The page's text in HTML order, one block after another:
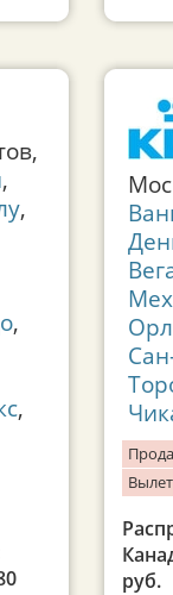
,
,
,
,
руб.